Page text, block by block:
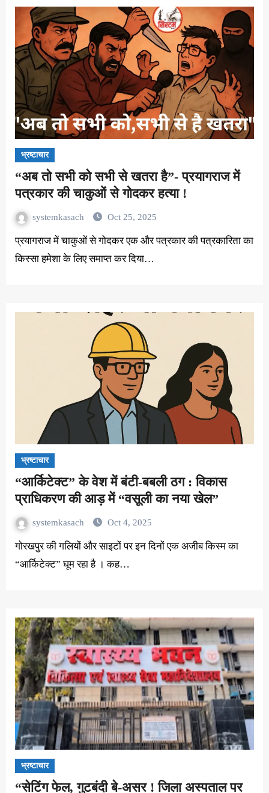
भ्रष्टाचार
“अब तो सभी को सभी से खतरा है”- प्रयागराज में
पत्रकार की चाकुओं से गोदकर हत्या !
systemkasach Oct 25, 2025
प्रयागराज में चाकुओं से गोदकर एक और पत्रकार की पत्रकारिता का
किस्सा हमेशा के लिए समाप्त कर दिया…
भ्रष्टाचार
“आर्किटेक्ट” के वेश में बंटी-बबली ठग : विकास
प्राधिकरण की आड़ में “वसूली का नया खेल”
systemkasach Oct 4, 2025
गोरखपुर की गलियों और साइटों पर इन दिनों एक अजीब किस्म का
“आर्किटेक्ट” घूम रहा है । कह…
भ्रष्टाचार
“सेटिंग फेल, गुटबंदी बे-असर ! जिला अस्पताल पर